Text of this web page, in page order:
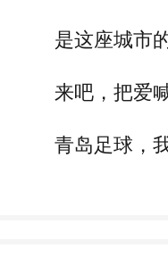
是这座城市
来吧，把
青岛足球，